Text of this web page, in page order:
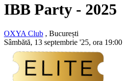
IBB Party - 2025
OXYA Club , București
Sâmbătă, 13 septembrie '25, ora 19:00